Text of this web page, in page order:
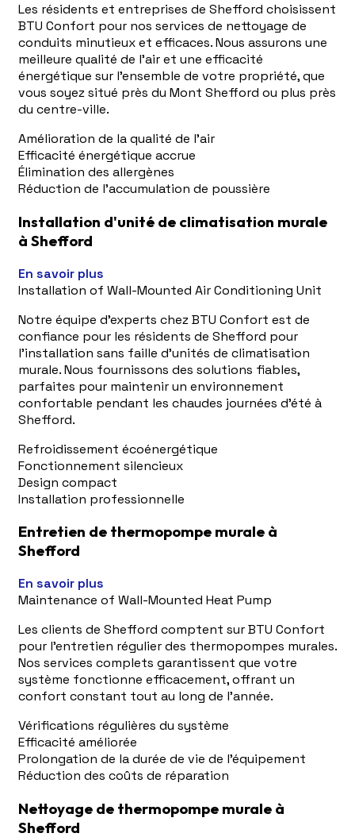
Les résidents et entreprises de Shefford choisissent
BTU Confort pour nos services de nettoyage de
conduits minutieux et efficaces. Nous assurons une
meilleure qualité de l'air et une efficacité
énergétique sur l'ensemble de votre propriété, que
vous soyez situé près du Mont Shefford ou plus près
du centre-ville.
Amélioration de la qualité de l'air
Efficacité énergétique accrue
Élimination des allergènes
Réduction de l'accumulation de poussière
Installation d'unité de climatisation murale
à Shefford
En savoir plus
Installation of Wall-Mounted Air Conditioning Unit
Notre équipe d'experts chez BTU Confort est de
confiance pour les résidents de Shefford pour
l'installation sans faille d'unités de climatisation
murale. Nous fournissons des solutions fiables,
parfaites pour maintenir un environnement
confortable pendant les chaudes journées d'été à
Shefford.
Refroidissement écoénergétique
Fonctionnement silencieux
Design compact
Installation professionnelle
Entretien de thermopompe murale à
Shefford
En savoir plus
Maintenance of Wall-Mounted Heat Pump
Les clients de Shefford comptent sur BTU Confort
pour l'entretien régulier des thermopompes murales.
Nos services complets garantissent que votre
système fonctionne efficacement, offrant un
confort constant tout au long de l'année.
Vérifications régulières du système
Efficacité améliorée
Prolongation de la durée de vie de l'équipement
Réduction des coûts de réparation
Nettoyage de thermopompe murale à
Shefford